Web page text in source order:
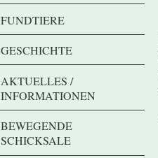
FUNDTIERE
GESCHICHTE
AKTUELLES /
INFORMATIONEN
BEWEGENDE
SCHICKSALE